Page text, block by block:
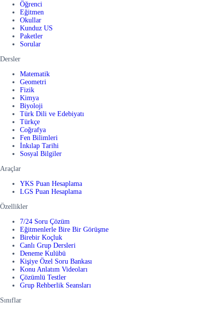
Öğrenci
Eğitmen
Okullar
Kunduz US
Paketler
Sorular
Dersler
Matematik
Geometri
Fizik
Kimya
Biyoloji
Türk Dili ve Edebiyatı
Türkçe
Coğrafya
Fen Bilimleri
İnkılap Tarihi
Sosyal Bilgiler
Araçlar
YKS Puan Hesaplama
LGS Puan Hesaplama
Özellikler
7/24 Soru Çözüm
Eğitmenlerle Bire Bir Görüşme
Birebir Koçluk
Canlı Grup Dersleri
Deneme Kulübü
Kişiye Özel Soru Bankası
Konu Anlatım Videoları
Çözümlü Testler
Grup Rehberlik Seansları
Sınıflar